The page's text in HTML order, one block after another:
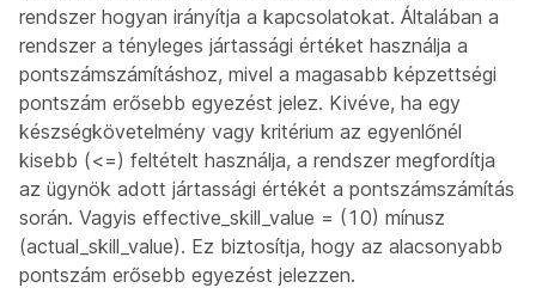
rendszer hogyan irányítja a kapcsolatokat. Általában a
rendszer a tényleges jártassági értéket használja a
pontszámszámításhoz, mivel a magasabb képzettségi
pontszám erősebb egyezést jelez. Kivéve, ha egy
készségkövetelmény vagy kritérium az egyenlőnél
kisebb (<=) feltételt használja, a rendszer megfordítja
az ügynök adott jártassági értékét a pontszámszámítás
során. Vagyis effective_skill_value = (10) mínusz
(actual_skill_value). Ez biztosítja, hogy az alacsonyabb
pontszám erősebb egyezést jelezzen.